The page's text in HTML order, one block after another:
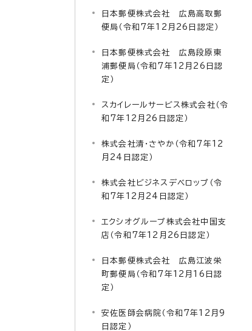
日本郵便株式会社 広島高取郵
便局（令和7年12月26日認定）
日本郵便株式会社 広島段原東
浦郵便局（令和7年12月26日認
定）
スカイレールサービス株式会社（令
和7年12月26日認定）
株式会社清・さやか（令和7年12
月24日認定）
株式会社ビジネスデベロップ（令
和7年12月24日認定）
エクシオグループ株式会社中国支
店（令和7年12月26日認定）
日本郵便株式会社 広島江波栄
町郵便局（令和7年12月16日認
定）
安佐医師会病院（令和7年12月9
日認定）